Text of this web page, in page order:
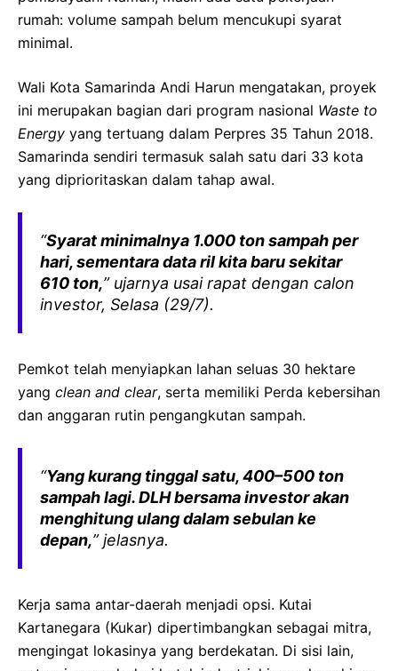
rumah: volume sampah belum mencukupi syarat
minimal.
Wali Kota Samarinda Andi Harun mengatakan, proyek
ini merupakan bagian dari program nasional Waste to
Energy yang tertuang dalam Perpres 35 Tahun 2018.
Samarinda sendiri termasuk salah satu dari 33 kota
yang diprioritaskan dalam tahap awal.
“Syarat minimalnya 1.000 ton sampah per
hari, sementara data ril kita baru sekitar
610 ton,” ujarnya usai rapat dengan calon
investor, Selasa (29/7).
Pemkot telah menyiapkan lahan seluas 30 hektare
yang clean and clear, serta memiliki Perda kebersihan
dan anggaran rutin pengangkutan sampah.
“Yang kurang tinggal satu, 400–500 ton
sampah lagi. DLH bersama investor akan
menghitung ulang dalam sebulan ke
depan,” jelasnya.
Kerja sama antar-daerah menjadi opsi. Kutai
Kartanegara (Kukar) dipertimbangkan sebagai mitra,
mengingat lokasinya yang berdekatan. Di sisi lain,